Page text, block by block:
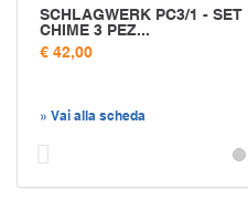
SCHLAGWERK PC3/1 - SET
CHIME 3 PEZ...
€ 42,00
» Vai alla scheda